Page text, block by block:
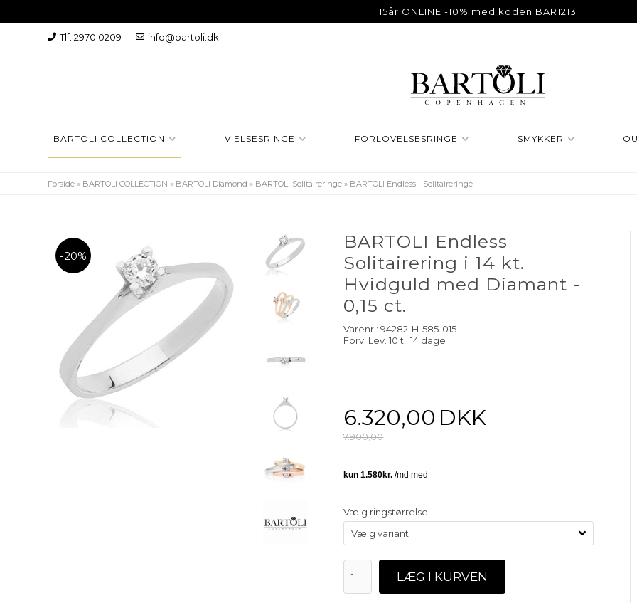
15år ONLINE -10% med koden BAR1213
Tlf: 2970 0209 info@bartoli.dk
BARTOLI COLLECTION VIELSESRINGE FORLOVELSESRINGE SMYKKER
Forside » BARTOLI COLLECTION » BARTOLI Diamond » BARTOLI Solitaireringe » BARTOLI Endless - Solitaireringe
-20%
BARTOLI Endless
Solitairering i 14 kt.
Hvidguld med Diamant -
0,15 ct.
Varenr.:94282-H-585-015
Forv. Lev. 10 til 14 dage
6.320,00 DKK
7.900,00
Vælg ringstørrelse